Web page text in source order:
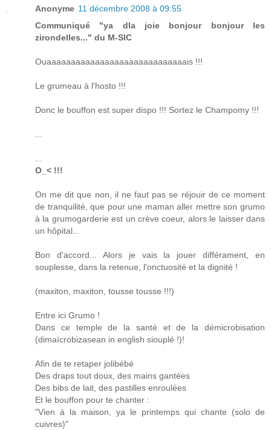
Anonyme 11 décembre 2008 à 09:55
Communiqué "ya dla joie bonjour bonjour les
zirondelles..." du M-SIC
Ouaaaaaaaaaaaaaaaaaaaaaaaaaaaaais !!!
Le grumeau à l'hosto !!!
Donc le bouffon est super dispo !!! Sortez le Champomy !!!
O_< !!!
On me dit que non, il ne faut pas se réjouir de ce moment
de tranquilité, que pour une maman aller mettre son grumo
à la grumogarderie est un crève coeur, alors le laisser dans
un hôpital...
Bon d'accord... Alors je vais la jouer différament, en
souplesse, dans la retenue, l'onctuosité et la dignité !
(maxiton, maxiton, tousse tousse !!!)
Entre ici Grumo !
Dans ce temple de la santé et de la démicrobisation
(dimaïcrobizasean in english siouplé !)!
Afin de te retaper jolibébé
Des draps tout doux, des mains gantées
Des bibs de lait, des pastilles enroulées
Et le bouffon pour te chanter :
"Vien à la maison, ya le printemps qui chante (solo de
cuivres)"